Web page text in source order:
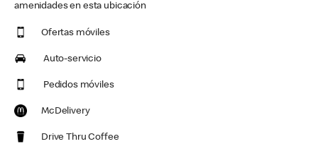
amenidades en esta ubicación
Ofertas móviles
Auto-servicio
Pedidos móviles
McDelivery
Drive Thru Coffee